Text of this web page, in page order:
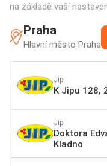
na základě vaší
Praha
Hlavní město Praha
Jip
K Jipu 128,
Jip
Doktora
Kladno